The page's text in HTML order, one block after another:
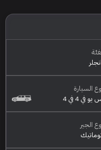
السيارة
يو في 4 في 4
الجير